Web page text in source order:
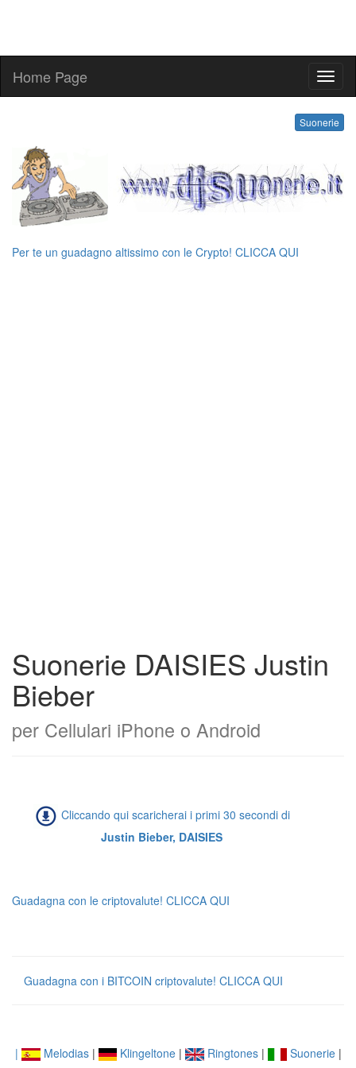
Home Page
Suonerie
Per te un guadagno altissimo con le Crypto! CLICCA QUI
Suonerie DAISIES Justin
Bieber
per Cellulari iPhone o Android
Cliccando qui scaricherai i primi 30 secondi di
Justin Bieber, DAISIES
Guadagna con le criptovalute! CLICCA QUI
Guadagna con i BITCOIN criptovalute! CLICCA QUI
| Melodias| Klingeltone| Ringtones| Suonerie|